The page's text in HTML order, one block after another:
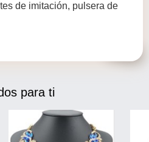
de imitación, pulsera de
para ti